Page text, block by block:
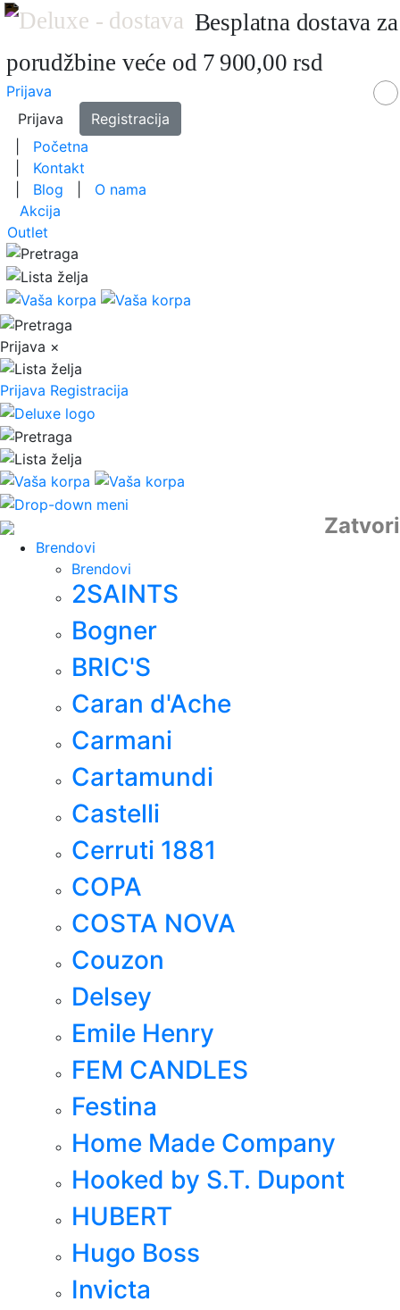
Besplatna dostava za
porudžbine veće od 7 900,00 rsd
Prijava
Prijava
Registracija
Početna
Kontakt
Blog
O nama
Akcija
Outlet
Prijava ×
Prijava Registracija
Zatvori
Brendovi
Brendovi
2SAINTS
Bogner
BRIC'S
Caran d'Ache
Carmani
Cartamundi
Castelli
Cerruti 1881
COPA
COSTA NOVA
Couzon
Delsey
Emile Henry
FEM CANDLES
Festina
Home Made Company
Hooked by S.T. Dupont
HUBERT
Hugo Boss
Invicta